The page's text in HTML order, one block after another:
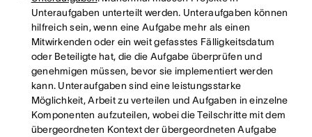
Unteraufgaben unterteilt werden. Unteraufgaben können
hilfreich sein, wenn eine Aufgabe mehr als einen
Mitwirkenden oder ein weit gefasstes Fälligkeitsdatum
oder Beteiligte hat, die die Aufgabe überprüfen und
genehmigen müssen, bevor sie implementiert werden
kann. Unteraufgaben sind eine leistungsstarke
Möglichkeit, Arbeit zu verteilen und Aufgaben in einzelne
Komponenten aufzuteilen, wobei die Teilschritte mit dem
übergeordneten Kontext der übergeordneten Aufgabe